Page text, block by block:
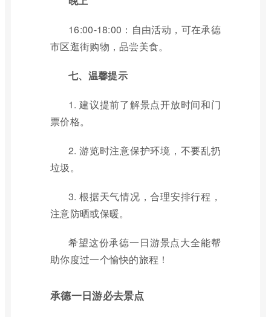
16:00-18:00：自由活动，可在承德
市区逛街购物，品尝美食。
七、温馨提示
1. 建议提前了解景点开放时间和门
票价格。
2. 游览时注意保护环境，不要乱扔
垃圾。
3. 根据天气情况，合理安排行程，
注意防晒或保暖。
希望这份承德一日游景点大全能帮
助你度过一个愉快的旅程！
承德一日游必去景点